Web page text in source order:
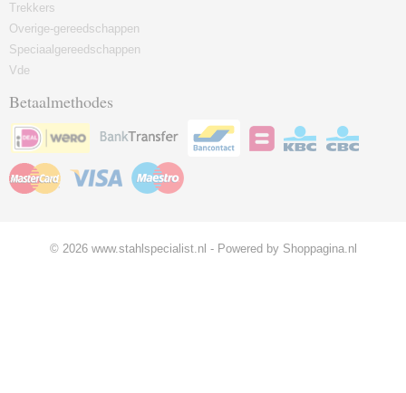
Trekkers
Overige-gereedschappen
Speciaalgereedschappen
Vde
Betaalmethodes
© 2026 www.stahlspecialist.nl - Powered by Shoppagina.nl